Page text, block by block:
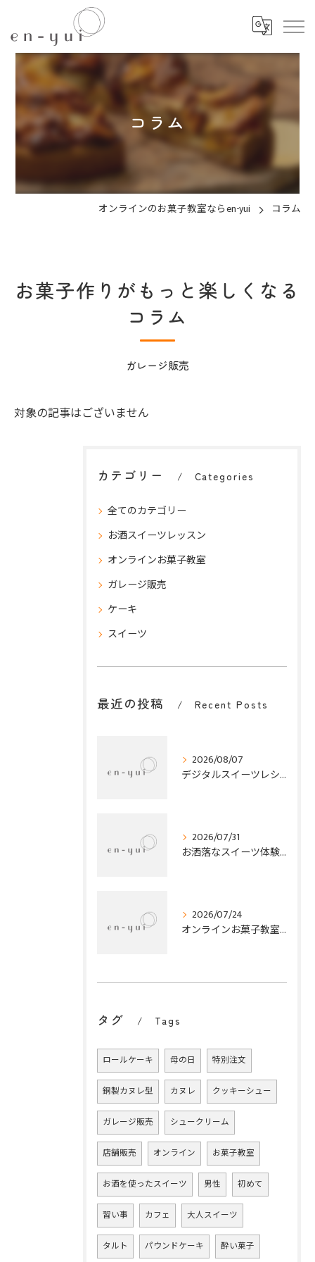
コラム
オンラインのお菓子教室ならen-yui コラム
お菓子作りがもっと楽しくなる
コラム
ガレージ販売
対象の記事はございません
カテゴリー Categories
全てのカテゴリー
お酒スイーツレッスン
オンラインお菓子教室
ガレージ販売
ケーキ
スイーツ
最近の投稿 Recent Posts
2026/08/07
デジタルスイーツレシピ紹介で家にある材料と簡単工程で夏を彩るお菓子作り
2026/07/31
お洒落なスイーツ体験オンラインで兵庫県平野の話題菓子とオンラインお菓子教室を満喫する方法
2026/07/24
オンラインお菓子教室で贈る心に残るプレゼント体験と選び方のポイント
タグ Tags
ロールケーキ 母の日 特別注文
銅製カヌレ型 カヌレ クッキーシュー
ガレージ販売 シュークリーム
店舗販売 オンライン お菓子教室
お酒を使ったスイーツ 男性 初めて
習い事 カフェ 大人スイーツ
タルト パウンドケーキ 酔い菓子